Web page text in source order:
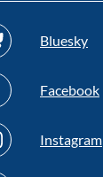
Bluesky
Facebook
Instagram